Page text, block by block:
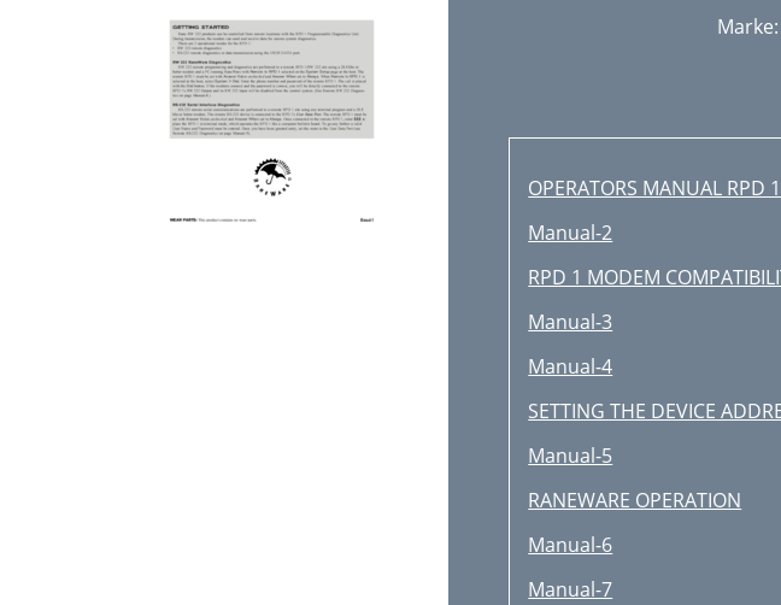
Marke:
OPERATORS MANUAL RPD 1
Manual-2
RPD 1 MODEM
Manual-3
Manual-4
SETTING THE DEVICE
Manual-5
RANEWARE OPERATION
Manual-6
Manual-7